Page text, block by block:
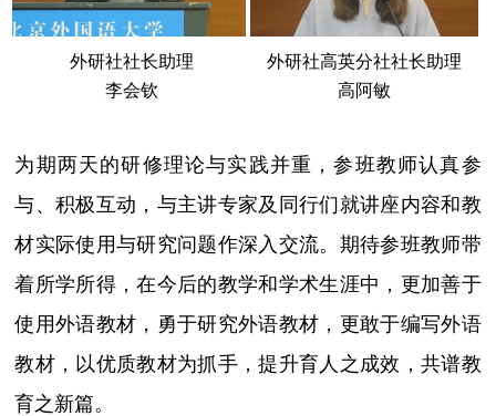
外研社社长助理
李会钦
外研社高英分社社长助理
高阿敏
为期两天的研修理论与实践并重，参班教师认真参
与、积极互动，与主讲专家及同行们就讲座内容和教
材实际使用与研究问题作深入交流。期待参班教师带
着所学所得，在今后的教学和学术生涯中，更加善于
使用外语教材，勇于研究外语教材，更敢于编写外语
教材，以优质教材为抓手，提升育人之成效，共谱教
育之新篇。